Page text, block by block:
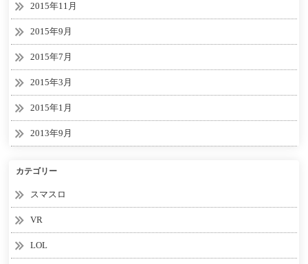
2015年11月
2015年9月
2015年7月
2015年3月
2015年1月
2013年9月
カテゴリー
スマスロ
VR
LOL